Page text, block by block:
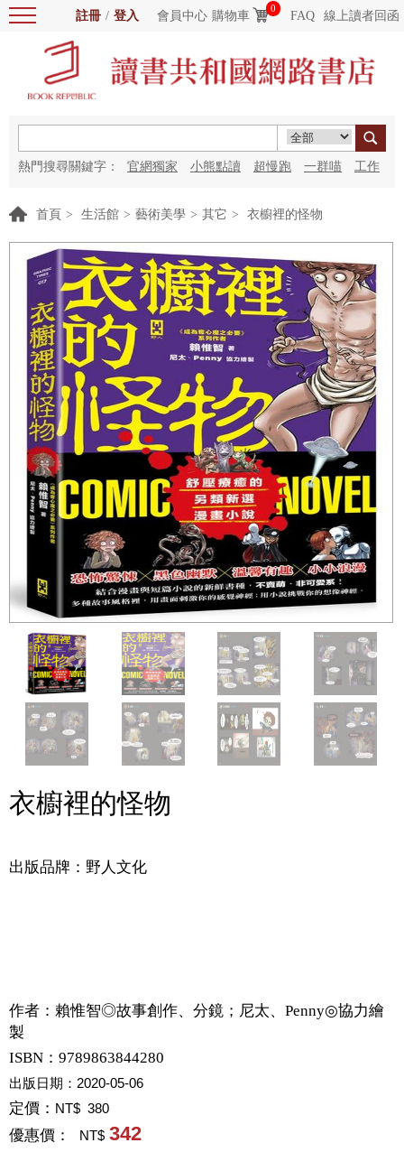
註冊 / 登入 會員中心 購物車
0
FAQ 線上讀者回函
熱門搜尋關鍵字： 官網獨家 小熊點讀 超慢跑 一群喵 工作
首頁 > 生活館 > 藝術美學 > 其它 > 衣櫥裡的怪物
衣櫥裡的怪物
出版品牌：野人文化
作者： 賴惟智◎故事創作、分鏡；尼太、Penny◎協力繪
製
ISBN：9789863844280
出版日期： 2020-05-06
定價： NT$ 380
優惠價： NT$ 342